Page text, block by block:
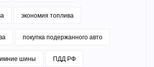
экономия топлива
покупка подержанного авто
шины ПДД РФ